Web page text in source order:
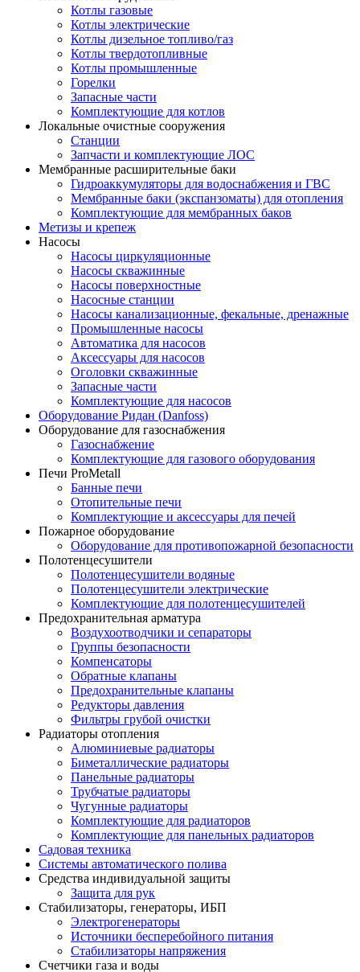
Котлы газовые
Котлы электрические
Котлы дизельное топливо/газ
Котлы твердотопливные
Котлы промышленные
Горелки
Запасные части
Комплектующие для котлов
Локальные очистные сооружения
Станции
Запчасти и комплектующие ЛОС
Мембранные расширительные баки
Гидроаккумуляторы для водоснабжения и ГВС
Мембранные баки (экспанзоматы) для отопления
Комплектующие для мембранных баков
Метизы и крепеж
Насосы
Насосы циркуляционные
Насосы скважинные
Насосы поверхностные
Насосные станции
Насосы канализационные, фекальные, дренажные
Промышленные насосы
Автоматика для насосов
Аксессуары для насосов
Оголовки скважинные
Запасные части
Комплектующие для насосов
Оборудование Ридан (Danfoss)
Оборудование для газоснабжения
Газоснабжение
Комплектующие для газового оборудования
Печи ProMetall
Банные печи
Отопительные печи
Комплектующие и аксессуары для печей
Пожарное оборудование
Оборудование для противопожарной безопасности
Полотенцесушители
Полотенцесушители водяные
Полотенцесушители электрические
Комплектующие для полотенцесушителей
Предохранительная арматура
Воздухоотводчики и сепараторы
Группы безопасности
Компенсаторы
Обратные клапаны
Предохранительные клапаны
Редукторы давления
Фильтры грубой очистки
Радиаторы отопления
Алюминиевые радиаторы
Биметаллические радиаторы
Панельные радиаторы
Трубчатые радиаторы
Чугунные радиаторы
Комплектующие для радиаторов
Комплектующие для панельных радиаторов
Садовая техника
Системы автоматического полива
Средства индивидуальной защиты
Защита для рук
Стабилизаторы, генераторы, ИБП
Электрогенераторы
Источники бесперебойного питания
Стабилизаторы напряжения
Счетчики газа и воды